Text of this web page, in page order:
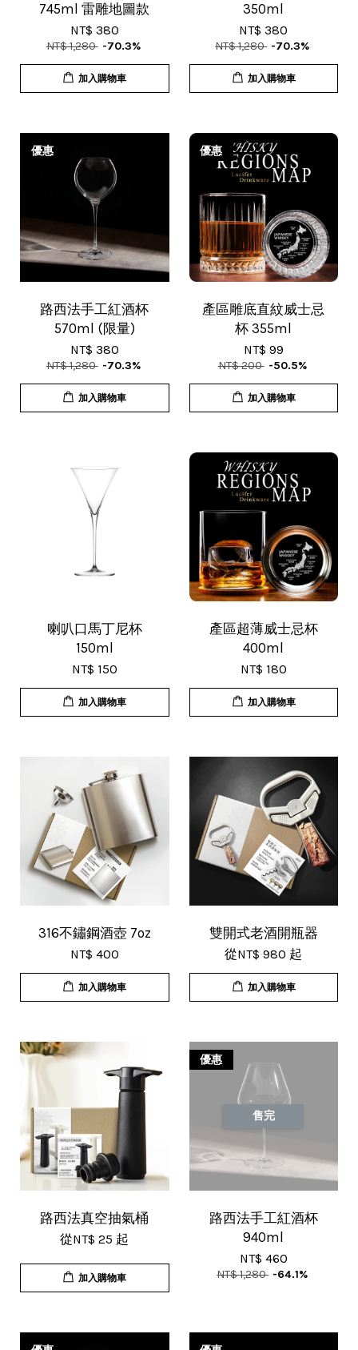
745ml 雷雕地圖款
NT$ 380
NT$ 1,280 -70.3%
加入購物車
350ml
NT$ 380
NT$ 1,280 -70.3%
加入購物車
優惠
路西法手工紅酒杯
570ml (限量)
NT$ 380
NT$ 1,280 -70.3%
加入購物車
優惠
產區雕底直紋威士忌
杯 355ml
NT$ 99
NT$ 200 -50.5%
加入購物車
喇叭口馬丁尼杯
150ml
NT$ 150
加入購物車
產區超薄威士忌杯
400ml
NT$ 180
加入購物車
316不鏽鋼酒壺 7oz
NT$ 400
加入購物車
雙開式老酒開瓶器
從NT$ 980 起
加入購物車
路西法真空抽氣桶
從NT$ 25 起
加入購物車
優惠
售完
路西法手工紅酒杯
940ml
NT$ 460
NT$ 1,280 -64.1%